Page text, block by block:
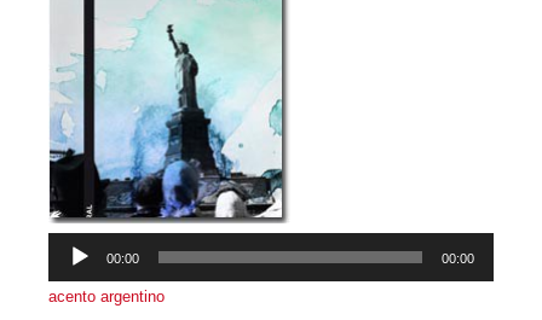
Reproductor
audio
00:00 00:00
acento argentino